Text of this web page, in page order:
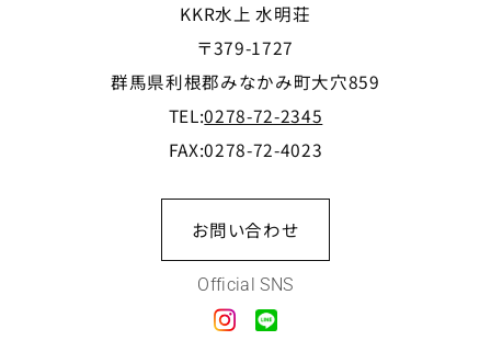
KKR水上 水明荘
〒379-1727
群馬県利根郡みなかみ町大穴859
TEL:0278-72-2345
FAX:0278-72-4023
お問い合わせ
Official SNS